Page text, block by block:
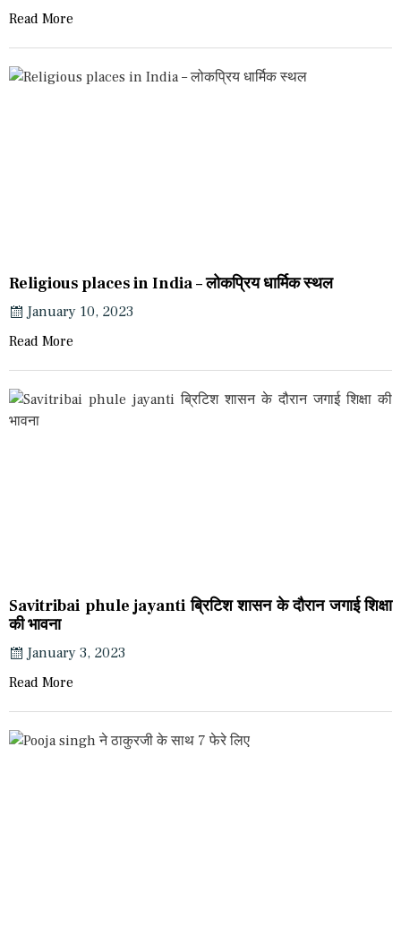
Read More
Religious places in India – लोकप्रिय धार्मिक स्थल
January 10, 2023
Read More
Savitribai phule jayanti ब्रिटिश शासन के दौरान जगाई शिक्षा
की भावना
January 3, 2023
Read More